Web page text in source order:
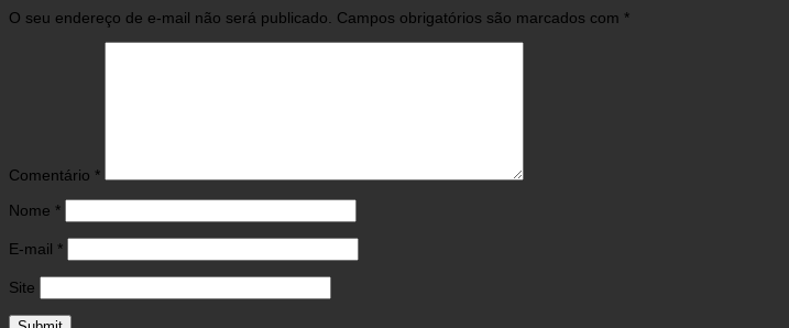
O seu endereço de e-mail não será publicado. Campos obrigatórios são marcados com *
Comentário *
Nome *
E-mail *
Site